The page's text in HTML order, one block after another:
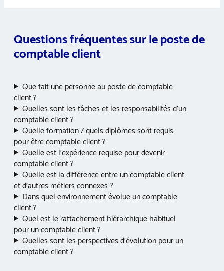
Questions fréquentes sur le poste de
comptable client
Que fait une personne au poste de comptable
client ?
Quelles sont les tâches et les responsabilités d’un
comptable client ?
Quelle formation / quels diplômes sont requis
pour être comptable client ?
Quelle est l’expérience requise pour devenir
comptable client ?
Quelle est la différence entre un comptable client
et d’autres métiers connexes ?
Dans quel environnement évolue un comptable
client ?
Quel est le rattachement hiérarchique habituel
pour un comptable client ?
Quelles sont les perspectives d’évolution pour un
comptable client ?